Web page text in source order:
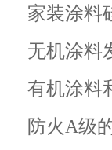
家装涂料
无机涂料
有机涂料
防火A级